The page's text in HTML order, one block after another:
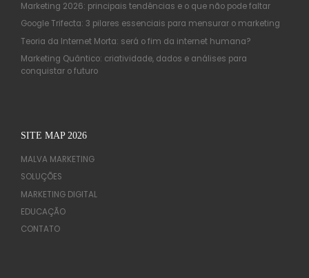
Marketing 2026: principais tendências e o que não pode faltar
Google Trifecta: 3 pilares essenciais para mensurar o marketing
Teoria da Internet Morta: será o fim da internet humana?
Marketing Quântico: criatividade, dados e análises para
conquistar o futuro
SITE MAP 2026
MALVA MARKETING
SOLUÇÕES
MARKETING DIGITAL
EDUCAÇÃO
CONTATO